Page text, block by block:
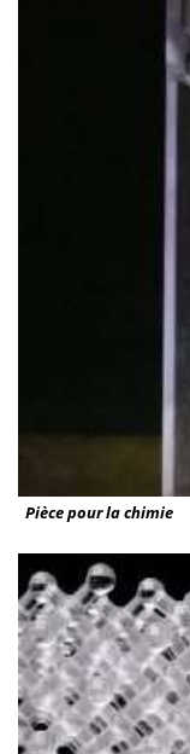
Pièce pour la chimie